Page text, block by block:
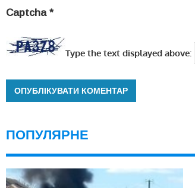
Captcha *
Type the text displayed above:
ПОПУЛЯРНЕ